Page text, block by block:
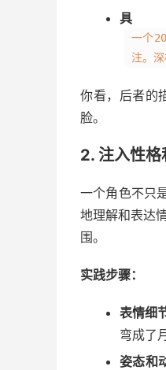
一个
注。
你看，后者的
脸。
2. 注入性格
一个角色不只
地理解和表达
围。
实践步骤：
表情细
弯成了
姿态和